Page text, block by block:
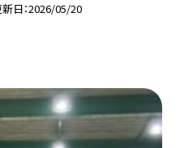
日 2026/05/20